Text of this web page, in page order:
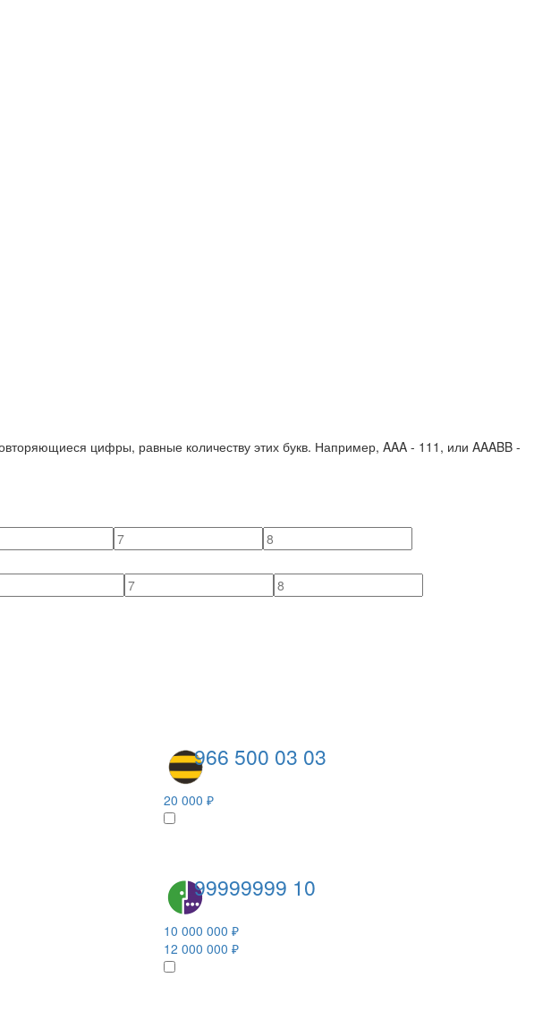
цифры, равные количеству этих букв. Например, AAA - 111 , или AAABB -
966 500 03 03
20 000 ₽
99999999 10
10 000 000 ₽
12 000 000 ₽